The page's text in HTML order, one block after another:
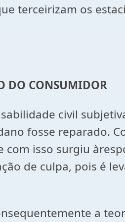
terceirizam os
DO CONSUMIDOR
civil
fosse reparado.
isso surgiu
de culpa, pois é
a